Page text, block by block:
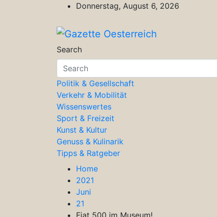
Donnerstag, August 6, 2026
Gazette Oesterreich
Magazin für Freizeit, Politik, Kultur
Search
Politik & Gesellschaft
Verkehr & Mobilität
Wissenswertes
Sport & Freizeit
Kunst & Kultur
Genuss & Kulinarik
Tipps & Ratgeber
Home
2021
Juni
21
Fiat 500 im Museum!